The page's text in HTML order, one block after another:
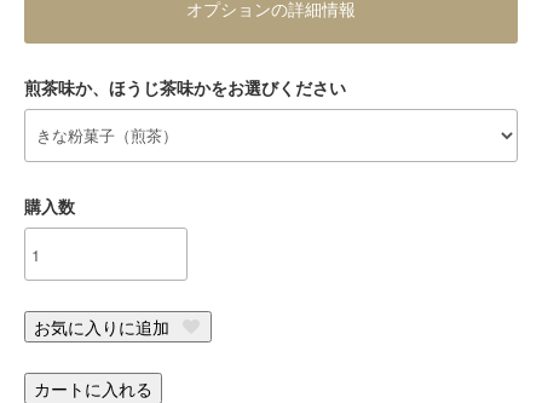
オプションの詳細情報
煎茶味か、ほうじ茶味かをお選びください
購入数
お気に入りに追加
カートに入れる